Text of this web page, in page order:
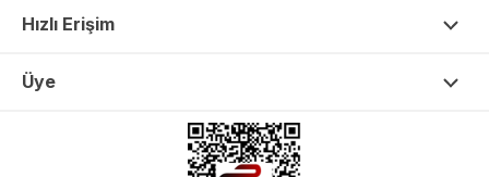
Hızlı Erişim
Üye